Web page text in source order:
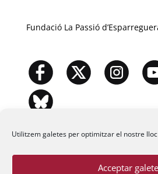
Utilitzem galetes per optimitzar el nostre
Acceptar
Fundació La Passió